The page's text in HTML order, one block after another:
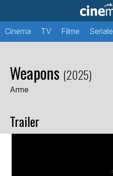
Cinema TV Filme Seriale
Weapons (2025)
Arme
Trailer